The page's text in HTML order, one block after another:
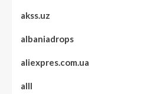
akss.uz
albaniadrops
aliexpres.com.ua
alll